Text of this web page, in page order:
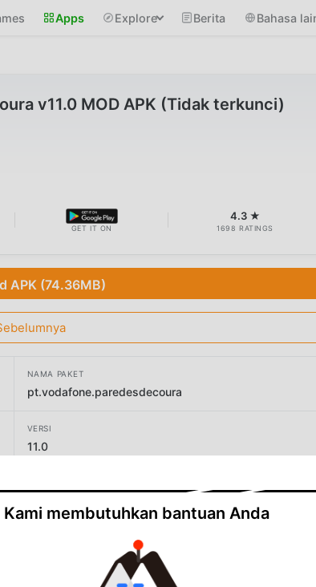
Apps Explore Berita Bahasa
v11.0 MOD APK (Tidak terkunci)
GET IT ON
4.3 ★
1698 RATINGS
APK (74.36MB)
NAMA PAKET
pt.vodafone.paredesdecoura
VERSI
11.0
Kami membutuhkan bantuan Anda